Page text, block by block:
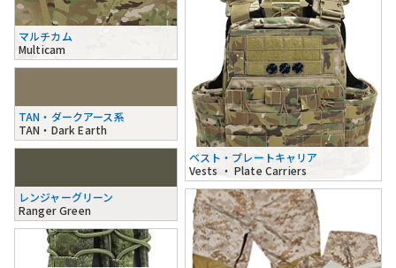
マルチカム
Multicam
TAN・ダークアース系
TAN・Dark Earth
レンジャーグリーン
Ranger Green
ベスト・プレートキャリア
Vests ・ Plate Carriers